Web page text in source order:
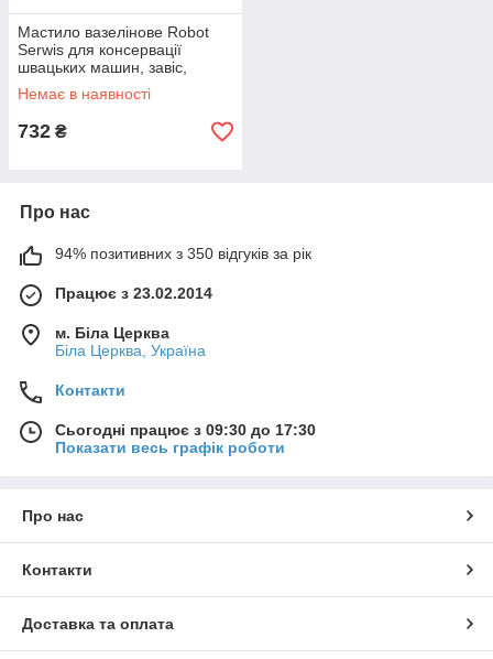
Мастило вазелінове Robot
Serwis для консервації
швацьких машин, завіс,
замків (100 г)
Немає в наявності
732 ₴
Про нас
94% позитивних з 350 відгуків за рік
Працює з 23.02.2014
м. Біла Церква
Біла Церква, Україна
Контакти
Сьогодні працює з 09:30 до 17:30
Показати весь графік роботи
Про нас
Контакти
Доставка та оплата